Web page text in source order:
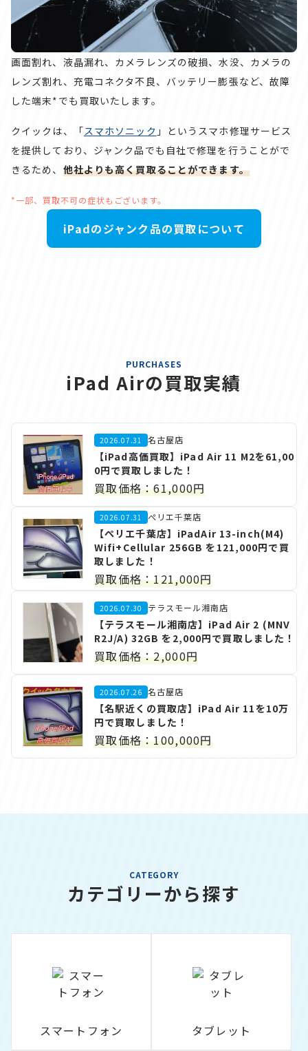
画面割れ、液晶漏れ、カメラレンズの破損、水没、カメラの
レンズ割れ、充電コネクタ不良、バッテリー膨張など、故障
した端末*でも買取いたします。
クイックは、「スマホソニック 」というスマホ修理サービス
を提供しており、ジャンク品でも自社で修理を行うことがで
きるため、 他社よりも高く買取ることができます。
*一部、買取不可の症状もございます。
iPadのジャンク品の買取について
PURCHASES
iPad Airの買取実績
2026.07.31 名古屋店
【iPad高価買取】iPad Air 11 M2を61,00
0円で買取しました！
買取価格：61,000円
2026.07.31 ぺリエ千葉店
【ぺリエ千葉店】iPadAir 13-inch(M4)
Wifi+Cellular 256GB を121,000円で買
取しました！
買取価格：121,000円
2026.07.30 テラスモール湘南店
【テラスモール湘南店】iPad Air 2 (MNV
R2J/A) 32GB を2,000円で買取しました！
買取価格：2,000円
2026.07.26 名古屋店
【名駅近くの買取店】iPad Air 11を10万
円で買取しました！
買取価格：100,000円
CATEGORY
カテゴリーから探す
スマートフォン タブレット